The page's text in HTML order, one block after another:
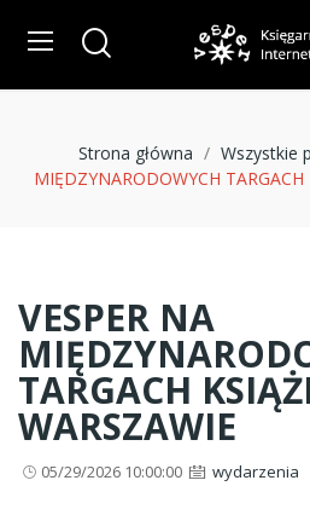
Strona główna Wszystkie
MIĘDZYNARODOWYCH
VESPER NA
TARGACH
WARSZAWIE
05/29/2026 10:00:00 wydarzenia